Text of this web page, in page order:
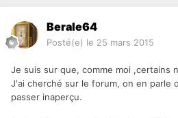
Berale64
Posté(e) le 25 mars 2015
Je suis sur que, comme moi ,certains
J'ai cherché sur le forum, on en parle
passer inaperçu.